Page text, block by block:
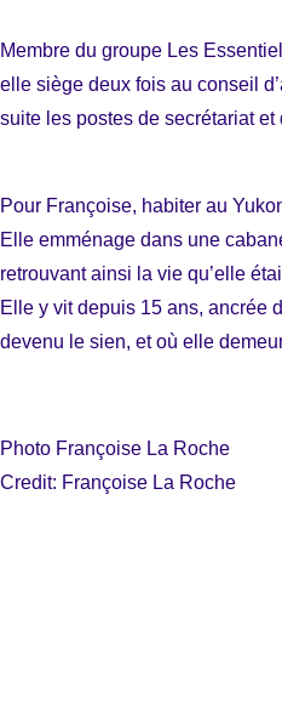
Membre du groupe Les
elle siège deux fois au conseil
suite les postes de secrétariat et
Pour Françoise, habiter au
Elle emménage dans une
retrouvant ainsi la vie qu’elle
Elle y vit depuis 15 ans, ancrée
devenu le sien, et où elle
Photo Françoise La Roche
Credit: Françoise La Roche